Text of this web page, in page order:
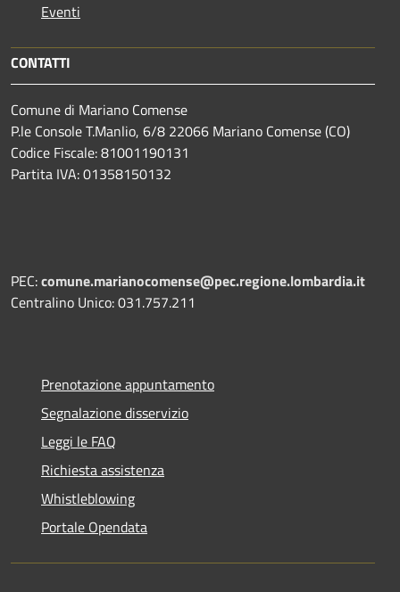
Eventi
CONTATTI
Comune di Mariano Comense
P.le Console T.Manlio, 6/8 22066 Mariano Comense (CO)
Codice Fiscale: 81001190131
Partita IVA: 01358150132
PEC:comune.marianocomense@pec.regione.lombardia.it
Centralino Unico: 031.757.211
Prenotazione appuntamento
Segnalazione disservizio
Leggi le FAQ
Richiesta assistenza
Whistleblowing
Portale Opendata